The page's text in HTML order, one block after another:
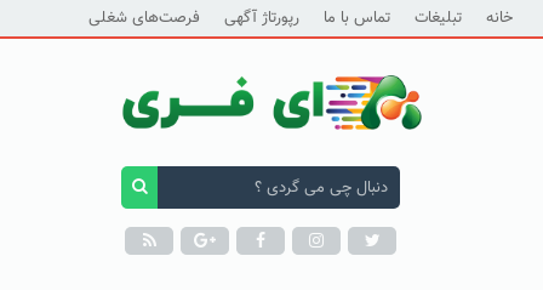
خانه تبلیغات تماس با ما رپورتاژ آگهی فرصت‌های شغلی